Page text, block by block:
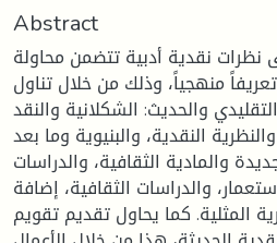
Abstract
نظرات نقدية أدبية تتضمن محاولة
منهجياً، وذلك من خلال تناول
والحديث: الشكلانية والنقد
النقدية، والبنيوية وما بعد
والمادية الثقافية، والدراسات
والدراسات الثقافية، إضافة
المثلية. كما يحاول تقديم تقويم